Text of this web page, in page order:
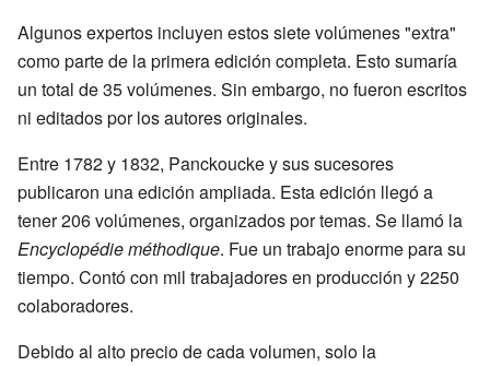
Algunos expertos incluyen estos siete volúmenes "extra"
como parte de la primera edición completa. Esto sumaría
un total de 35 volúmenes. Sin embargo, no fueron escritos
ni editados por los autores originales.
Entre 1782 y 1832, Panckoucke y sus sucesores
publicaron una edición ampliada. Esta edición llegó a
tener 206 volúmenes, organizados por temas. Se llamó la
Encyclopédie méthodique. Fue un trabajo enorme para su
tiempo. Contó con mil trabajadores en producción y 2250
colaboradores.
Debido al alto precio de cada volumen, solo la